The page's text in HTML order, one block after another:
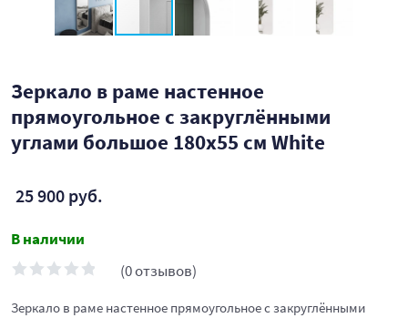
Зеркало в раме настенное
прямоугольное с закруглёнными
углами большое 180х55 см White
25 900 руб.
В наличии
(0 отзывов)
Зеркало в раме настенное прямоугольное с закруглёнными